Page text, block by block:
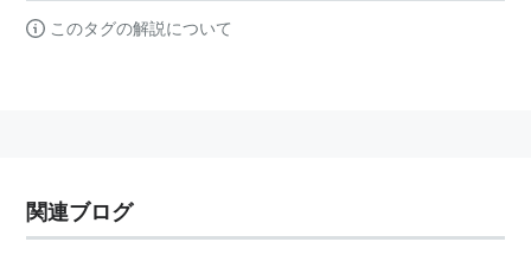
このタグの解説について
関連ブログ